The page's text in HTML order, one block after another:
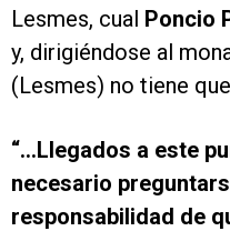
Lesmes, cual Poncio
y, dirigiéndose al
(Lesmes) no tiene
“…Llegados a este
necesario
responsabilidad de